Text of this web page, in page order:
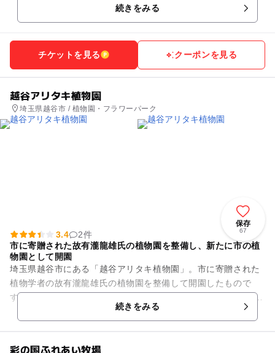
続きをみる
チケットを見る クーポンを見る
越谷アリタキ植物園
埼玉県越谷市 / 植物園・フラワーパーク
保存
67
3.4
2件
市に寄贈された故有瀧龍雄氏の植物園を整備し、新たに市の植
物園として開園
埼玉県越谷市にある「越谷アリタキ植物園」。市に寄贈された
植物学者の故有瀧龍雄氏の植物園を整備して開園したもので
す。およそ9000平方メートルある園内には、市の天然記念物と
なっている北米原産｢ラク...続きをみる
彩の国ふれあい牧場